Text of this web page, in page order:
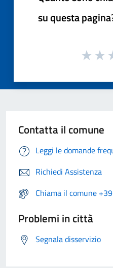
su questa
Contatta il comune
Leggi le domande
Richiedi Assistenza
Chiama il comune
Problemi in città
Segnala disservizio